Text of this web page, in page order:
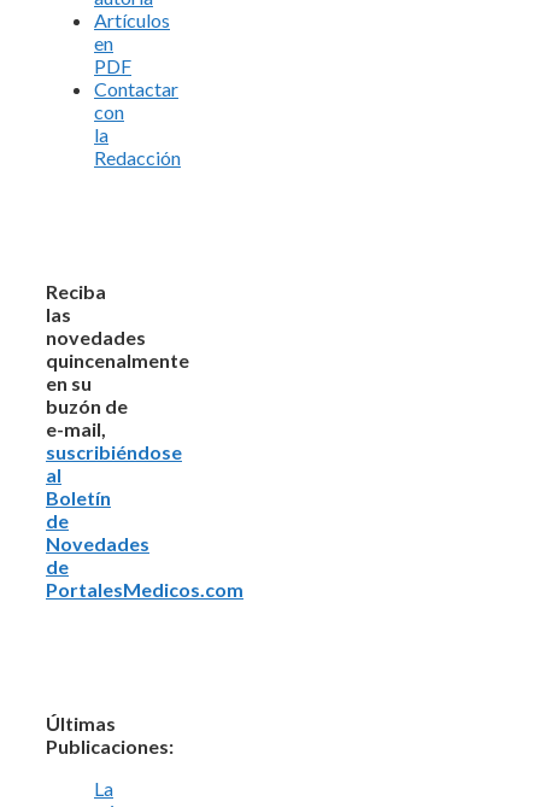
Artículos
en
PDF
Contactar
con
la
Redacción
Reciba
las
novedades
quincenalmente
en su
buzón de
e-mail,
suscribiéndose
al
Boletín
de
Novedades
de
PortalesMedicos.com
Últimas
Publicaciones:
La